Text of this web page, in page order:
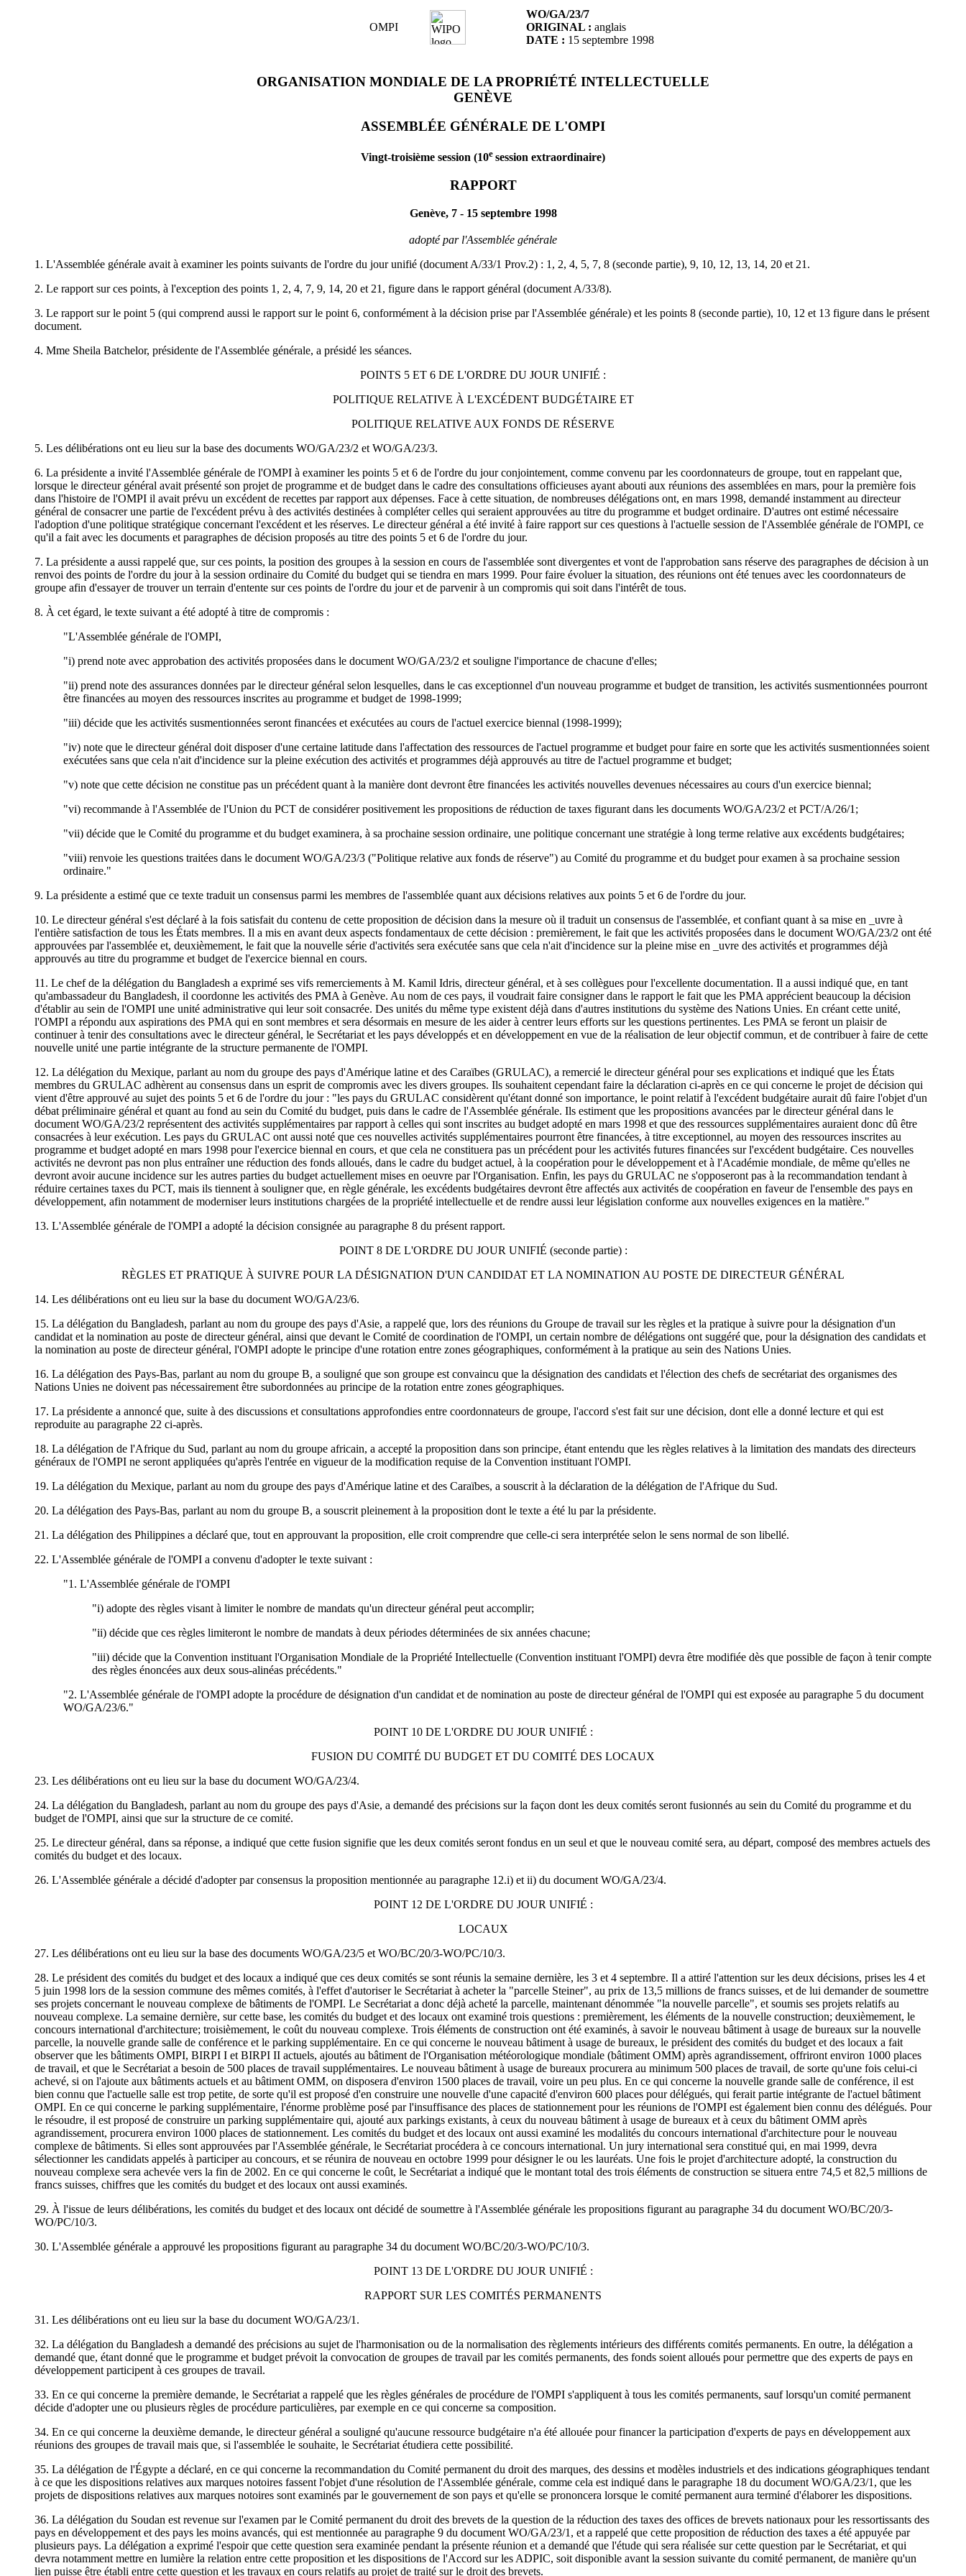
OMPI
WO/GA/23/7
ORIGINAL : anglais
DATE : 15 septembre 1998
ORGANISATION MONDIALE DE LA PROPRIÉTÉ INTELLECTUELLE
GENÈVE
ASSEMBLÉE GÉNÉRALE DE L'OMPI
Vingt-troisième session (10e session extraordinaire)
RAPPORT
Genève, 7 - 15 septembre 1998
adopté par l'Assemblée générale
1. L'Assemblée générale avait à examiner les points suivants de l'ordre du jour unifié (document A/33/1 Prov.2) : 1, 2, 4, 5, 7, 8 (seconde partie), 9, 10, 12, 13, 14, 20 et 21.
2. Le rapport sur ces points, à l'exception des points 1, 2, 4, 7, 9, 14, 20 et 21, figure dans le rapport général (document A/33/8).
3. Le rapport sur le point 5 (qui comprend aussi le rapport sur le point 6, conformément à la décision prise par l'Assemblée générale) et les points 8 (seconde partie), 10, 12 et 13 figure dans le présent
document.
4. Mme Sheila Batchelor, présidente de l'Assemblée générale, a présidé les séances.
POINTS 5 ET 6 DE L'ORDRE DU JOUR UNIFIÉ :
POLITIQUE RELATIVE À L'EXCÉDENT BUDGÉTAIRE ET
POLITIQUE RELATIVE AUX FONDS DE RÉSERVE
5. Les délibérations ont eu lieu sur la base des documents WO/GA/23/2 et WO/GA/23/3.
6. La présidente a invité l'Assemblée générale de l'OMPI à examiner les points 5 et 6 de l'ordre du jour conjointement, comme convenu par les coordonnateurs de groupe, tout en rappelant que,
lorsque le directeur général avait présenté son projet de programme et de budget dans le cadre des consultations officieuses ayant abouti aux réunions des assemblées en mars, pour la première fois
dans l'histoire de l'OMPI il avait prévu un excédent de recettes par rapport aux dépenses. Face à cette situation, de nombreuses délégations ont, en mars 1998, demandé instamment au directeur
général de consacrer une partie de l'excédent prévu à des activités destinées à compléter celles qui seraient approuvées au titre du programme et budget ordinaire. D'autres ont estimé nécessaire
l'adoption d'une politique stratégique concernant l'excédent et les réserves. Le directeur général a été invité à faire rapport sur ces questions à l'actuelle session de l'Assemblée générale de l'OMPI, ce
qu'il a fait avec les documents et paragraphes de décision proposés au titre des points 5 et 6 de l'ordre du jour.
7. La présidente a aussi rappelé que, sur ces points, la position des groupes à la session en cours de l'assemblée sont divergentes et vont de l'approbation sans réserve des paragraphes de décision à un
renvoi des points de l'ordre du jour à la session ordinaire du Comité du budget qui se tiendra en mars 1999. Pour faire évoluer la situation, des réunions ont été tenues avec les coordonnateurs de
groupe afin d'essayer de trouver un terrain d'entente sur ces points de l'ordre du jour et de parvenir à un compromis qui soit dans l'intérêt de tous.
8. À cet égard, le texte suivant a été adopté à titre de compromis :
"L'Assemblée générale de l'OMPI,
"i) prend note avec approbation des activités proposées dans le document WO/GA/23/2 et souligne l'importance de chacune d'elles;
"ii) prend note des assurances données par le directeur général selon lesquelles, dans le cas exceptionnel d'un nouveau programme et budget de transition, les activités susmentionnées pourront
être financées au moyen des ressources inscrites au programme et budget de 1998-1999;
"iii) décide que les activités susmentionnées seront financées et exécutées au cours de l'actuel exercice biennal (1998-1999);
"iv) note que le directeur général doit disposer d'une certaine latitude dans l'affectation des ressources de l'actuel programme et budget pour faire en sorte que les activités susmentionnées soient
exécutées sans que cela n'ait d'incidence sur la pleine exécution des activités et programmes déjà approuvés au titre de l'actuel programme et budget;
"v) note que cette décision ne constitue pas un précédent quant à la manière dont devront être financées les activités nouvelles devenues nécessaires au cours d'un exercice biennal;
"vi) recommande à l'Assemblée de l'Union du PCT de considérer positivement les propositions de réduction de taxes figurant dans les documents WO/GA/23/2 et PCT/A/26/1;
"vii) décide que le Comité du programme et du budget examinera, à sa prochaine session ordinaire, une politique concernant une stratégie à long terme relative aux excédents budgétaires;
"viii) renvoie les questions traitées dans le document WO/GA/23/3 ("Politique relative aux fonds de réserve") au Comité du programme et du budget pour examen à sa prochaine session
ordinaire."
9. La présidente a estimé que ce texte traduit un consensus parmi les membres de l'assemblée quant aux décisions relatives aux points 5 et 6 de l'ordre du jour.
10. Le directeur général s'est déclaré à la fois satisfait du contenu de cette proposition de décision dans la mesure où il traduit un consensus de l'assemblée, et confiant quant à sa mise en _uvre à
l'entière satisfaction de tous les États membres. Il a mis en avant deux aspects fondamentaux de cette décision : premièrement, le fait que les activités proposées dans le document WO/GA/23/2 ont été
approuvées par l'assemblée et, deuxièmement, le fait que la nouvelle série d'activités sera exécutée sans que cela n'ait d'incidence sur la pleine mise en _uvre des activités et programmes déjà
approuvés au titre du programme et budget de l'exercice biennal en cours.
11. Le chef de la délégation du Bangladesh a exprimé ses vifs remerciements à M. Kamil Idris, directeur général, et à ses collègues pour l'excellente documentation. Il a aussi indiqué que, en tant
qu'ambassadeur du Bangladesh, il coordonne les activités des PMA à Genève. Au nom de ces pays, il voudrait faire consigner dans le rapport le fait que les PMA apprécient beaucoup la décision
d'établir au sein de l'OMPI une unité administrative qui leur soit consacrée. Des unités du même type existent déjà dans d'autres institutions du système des Nations Unies. En créant cette unité,
l'OMPI a répondu aux aspirations des PMA qui en sont membres et sera désormais en mesure de les aider à centrer leurs efforts sur les questions pertinentes. Les PMA se feront un plaisir de
continuer à tenir des consultations avec le directeur général, le Secrétariat et les pays développés et en développement en vue de la réalisation de leur objectif commun, et de contribuer à faire de cette
nouvelle unité une partie intégrante de la structure permanente de l'OMPI.
12. La délégation du Mexique, parlant au nom du groupe des pays d'Amérique latine et des Caraïbes (GRULAC), a remercié le directeur général pour ses explications et indiqué que les États
membres du GRULAC adhèrent au consensus dans un esprit de compromis avec les divers groupes. Ils souhaitent cependant faire la déclaration ci-après en ce qui concerne le projet de décision qui
vient d'être approuvé au sujet des points 5 et 6 de l'ordre du jour : "les pays du GRULAC considèrent qu'étant donné son importance, le point relatif à l'excédent budgétaire aurait dû faire l'objet d'un
débat préliminaire général et quant au fond au sein du Comité du budget, puis dans le cadre de l'Assemblée générale. Ils estiment que les propositions avancées par le directeur général dans le
document WO/GA/23/2 représentent des activités supplémentaires par rapport à celles qui sont inscrites au budget adopté en mars 1998 et que des ressources supplémentaires auraient donc dû être
consacrées à leur exécution. Les pays du GRULAC ont aussi noté que ces nouvelles activités supplémentaires pourront être financées, à titre exceptionnel, au moyen des ressources inscrites au
programme et budget adopté en mars 1998 pour l'exercice biennal en cours, et que cela ne constituera pas un précédent pour les activités futures financées sur l'excédent budgétaire. Ces nouvelles
activités ne devront pas non plus entraîner une réduction des fonds alloués, dans le cadre du budget actuel, à la coopération pour le développement et à l'Académie mondiale, de même qu'elles ne
devront avoir aucune incidence sur les autres parties du budget actuellement mises en oeuvre par l'Organisation. Enfin, les pays du GRULAC ne s'opposeront pas à la recommandation tendant à
réduire certaines taxes du PCT, mais ils tiennent à souligner que, en règle générale, les excédents budgétaires devront être affectés aux activités de coopération en faveur de l'ensemble des pays en
développement, afin notamment de moderniser leurs institutions chargées de la propriété intellectuelle et de rendre aussi leur législation conforme aux nouvelles exigences en la matière."
13. L'Assemblée générale de l'OMPI a adopté la décision consignée au paragraphe 8 du présent rapport.
POINT 8 DE L'ORDRE DU JOUR UNIFIÉ (seconde partie) :
RÈGLES ET PRATIQUE À SUIVRE POUR LA DÉSIGNATION D'UN CANDIDAT ET LA NOMINATION AU POSTE DE DIRECTEUR GÉNÉRAL
14. Les délibérations ont eu lieu sur la base du document WO/GA/23/6.
15. La délégation du Bangladesh, parlant au nom du groupe des pays d'Asie, a rappelé que, lors des réunions du Groupe de travail sur les règles et la pratique à suivre pour la désignation d'un
candidat et la nomination au poste de directeur général, ainsi que devant le Comité de coordination de l'OMPI, un certain nombre de délégations ont suggéré que, pour la désignation des candidats et
la nomination au poste de directeur général, l'OMPI adopte le principe d'une rotation entre zones géographiques, conformément à la pratique au sein des Nations Unies.
16. La délégation des Pays-Bas, parlant au nom du groupe B, a souligné que son groupe est convaincu que la désignation des candidats et l'élection des chefs de secrétariat des organismes des
Nations Unies ne doivent pas nécessairement être subordonnées au principe de la rotation entre zones géographiques.
17. La présidente a annoncé que, suite à des discussions et consultations approfondies entre coordonnateurs de groupe, l'accord s'est fait sur une décision, dont elle a donné lecture et qui est
reproduite au paragraphe 22 ci-après.
18. La délégation de l'Afrique du Sud, parlant au nom du groupe africain, a accepté la proposition dans son principe, étant entendu que les règles relatives à la limitation des mandats des directeurs
généraux de l'OMPI ne seront appliquées qu'après l'entrée en vigueur de la modification requise de la Convention instituant l'OMPI.
19. La délégation du Mexique, parlant au nom du groupe des pays d'Amérique latine et des Caraïbes, a souscrit à la déclaration de la délégation de l'Afrique du Sud.
20. La délégation des Pays-Bas, parlant au nom du groupe B, a souscrit pleinement à la proposition dont le texte a été lu par la présidente.
21. La délégation des Philippines a déclaré que, tout en approuvant la proposition, elle croit comprendre que celle-ci sera interprétée selon le sens normal de son libellé.
22. L'Assemblée générale de l'OMPI a convenu d'adopter le texte suivant :
"1. L'Assemblée générale de l'OMPI
"i) adopte des règles visant à limiter le nombre de mandats qu'un directeur général peut accomplir;
"ii) décide que ces règles limiteront le nombre de mandats à deux périodes déterminées de six années chacune;
"iii) décide que la Convention instituant l'Organisation Mondiale de la Propriété Intellectuelle (Convention instituant l'OMPI) devra être modifiée dès que possible de façon à tenir compte
des règles énoncées aux deux sous-alinéas précédents."
"2. L'Assemblée générale de l'OMPI adopte la procédure de désignation d'un candidat et de nomination au poste de directeur général de l'OMPI qui est exposée au paragraphe 5 du document
WO/GA/23/6."
POINT 10 DE L'ORDRE DU JOUR UNIFIÉ :
FUSION DU COMITÉ DU BUDGET ET DU COMITÉ DES LOCAUX
23. Les délibérations ont eu lieu sur la base du document WO/GA/23/4.
24. La délégation du Bangladesh, parlant au nom du groupe des pays d'Asie, a demandé des précisions sur la façon dont les deux comités seront fusionnés au sein du Comité du programme et du
budget de l'OMPI, ainsi que sur la structure de ce comité.
25. Le directeur général, dans sa réponse, a indiqué que cette fusion signifie que les deux comités seront fondus en un seul et que le nouveau comité sera, au départ, composé des membres actuels des
comités du budget et des locaux.
26. L'Assemblée générale a décidé d'adopter par consensus la proposition mentionnée au paragraphe 12.i) et ii) du document WO/GA/23/4.
POINT 12 DE L'ORDRE DU JOUR UNIFIÉ :
LOCAUX
27. Les délibérations ont eu lieu sur la base des documents WO/GA/23/5 et WO/BC/20/3-WO/PC/10/3.
28. Le président des comités du budget et des locaux a indiqué que ces deux comités se sont réunis la semaine dernière, les 3 et 4 septembre. Il a attiré l'attention sur les deux décisions, prises les 4 et
5 juin 1998 lors de la session commune des mêmes comités, à l'effet d'autoriser le Secrétariat à acheter la "parcelle Steiner", au prix de 13,5 millions de francs suisses, et de lui demander de soumettre
ses projets concernant le nouveau complexe de bâtiments de l'OMPI. Le Secrétariat a donc déjà acheté la parcelle, maintenant dénommée "la nouvelle parcelle", et soumis ses projets relatifs au
nouveau complexe. La semaine dernière, sur cette base, les comités du budget et des locaux ont examiné trois questions : premièrement, les éléments de la nouvelle construction; deuxièmement, le
concours international d'architecture; troisièmement, le coût du nouveau complexe. Trois éléments de construction ont été examinés, à savoir le nouveau bâtiment à usage de bureaux sur la nouvelle
parcelle, la nouvelle grande salle de conférence et le parking supplémentaire. En ce qui concerne le nouveau bâtiment à usage de bureaux, le président des comités du budget et des locaux a fait
observer que les bâtiments OMPI, BIRPI I et BIRPI II actuels, ajoutés au bâtiment de l'Organisation météorologique mondiale (bâtiment OMM) après agrandissement, offriront environ 1000 places
de travail, et que le Secrétariat a besoin de 500 places de travail supplémentaires. Le nouveau bâtiment à usage de bureaux procurera au minimum 500 places de travail, de sorte qu'une fois celui-ci
achevé, si on l'ajoute aux bâtiments actuels et au bâtiment OMM, on disposera d'environ 1500 places de travail, voire un peu plus. En ce qui concerne la nouvelle grande salle de conférence, il est
bien connu que l'actuelle salle est trop petite, de sorte qu'il est proposé d'en construire une nouvelle d'une capacité d'environ 600 places pour délégués, qui ferait partie intégrante de l'actuel bâtiment
OMPI. En ce qui concerne le parking supplémentaire, l'énorme problème posé par l'insuffisance des places de stationnement pour les réunions de l'OMPI est également bien connu des délégués. Pour
le résoudre, il est proposé de construire un parking supplémentaire qui, ajouté aux parkings existants, à ceux du nouveau bâtiment à usage de bureaux et à ceux du bâtiment OMM après
agrandissement, procurera environ 1000 places de stationnement. Les comités du budget et des locaux ont aussi examiné les modalités du concours international d'architecture pour le nouveau
complexe de bâtiments. Si elles sont approuvées par l'Assemblée générale, le Secrétariat procédera à ce concours international. Un jury international sera constitué qui, en mai 1999, devra
sélectionner les candidats appelés à participer au concours, et se réunira de nouveau en octobre 1999 pour désigner le ou les lauréats. Une fois le projet d'architecture adopté, la construction du
nouveau complexe sera achevée vers la fin de 2002. En ce qui concerne le coût, le Secrétariat a indiqué que le montant total des trois éléments de construction se situera entre 74,5 et 82,5 millions de
francs suisses, chiffres que les comités du budget et des locaux ont aussi examinés.
29. À l'issue de leurs délibérations, les comités du budget et des locaux ont décidé de soumettre à l'Assemblée générale les propositions figurant au paragraphe 34 du document WO/BC/20/3-
WO/PC/10/3.
30. L'Assemblée générale a approuvé les propositions figurant au paragraphe 34 du document WO/BC/20/3-WO/PC/10/3.
POINT 13 DE L'ORDRE DU JOUR UNIFIÉ :
RAPPORT SUR LES COMITÉS PERMANENTS
31. Les délibérations ont eu lieu sur la base du document WO/GA/23/1.
32. La délégation du Bangladesh a demandé des précisions au sujet de l'harmonisation ou de la normalisation des règlements intérieurs des différents comités permanents. En outre, la délégation a
demandé que, étant donné que le programme et budget prévoit la convocation de groupes de travail par les comités permanents, des fonds soient alloués pour permettre que des experts de pays en
développement participent à ces groupes de travail.
33. En ce qui concerne la première demande, le Secrétariat a rappelé que les règles générales de procédure de l'OMPI s'appliquent à tous les comités permanents, sauf lorsqu'un comité permanent
décide d'adopter une ou plusieurs règles de procédure particulières, par exemple en ce qui concerne sa composition.
34. En ce qui concerne la deuxième demande, le directeur général a souligné qu'aucune ressource budgétaire n'a été allouée pour financer la participation d'experts de pays en développement aux
réunions des groupes de travail mais que, si l'assemblée le souhaite, le Secrétariat étudiera cette possibilité.
35. La délégation de l'Égypte a déclaré, en ce qui concerne la recommandation du Comité permanent du droit des marques, des dessins et modèles industriels et des indications géographiques tendant
à ce que les dispositions relatives aux marques notoires fassent l'objet d'une résolution de l'Assemblée générale, comme cela est indiqué dans le paragraphe 18 du document WO/GA/23/1, que les
projets de dispositions relatives aux marques notoires sont examinés par le gouvernement de son pays et qu'elle se prononcera lorsque le comité permanent aura terminé d'élaborer les dispositions.
36. La délégation du Soudan est revenue sur l'examen par le Comité permanent du droit des brevets de la question de la réduction des taxes des offices de brevets nationaux pour les ressortissants des
pays en développement et des pays les moins avancés, qui est mentionnée au paragraphe 9 du document WO/GA/23/1, et a rappelé que cette proposition de réduction des taxes a été appuyée par
plusieurs pays. La délégation a exprimé l'espoir que cette question sera examinée pendant la présente réunion et a demandé que l'étude qui sera réalisée sur cette question par le Secrétariat, et qui
devra notamment mettre en lumière la relation entre cette proposition et les dispositions de l'Accord sur les ADPIC, soit disponible avant la session suivante du comité permanent, de manière qu'un
lien puisse être établi entre cette question et les travaux en cours relatifs au projet de traité sur le droit des brevets.